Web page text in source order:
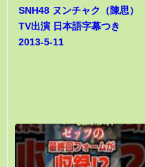
SNH48 ヌンチャク（陳思）
TV出演 日本語字幕つき
2013-5-11